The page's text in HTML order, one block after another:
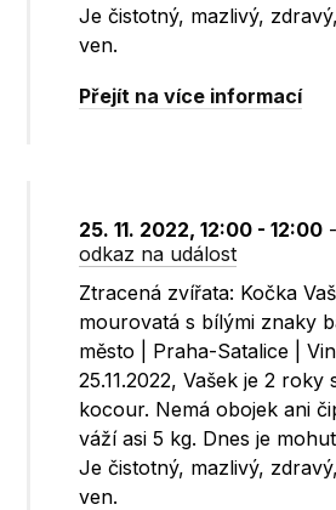
Je čistotný, mazlivý,
ven.
Přejít na více informací
25. 11. 2022, 12:00 - 12:00
odkaz na událost
Ztracená zvířata: Kočka
mourovatá s bílými znaky
město | Praha-Satalice |
25.11.2022, Vašek je 2
kocour. Nemá obojek ani
váží asi 5 kg. Dnes je
Je čistotný, mazlivý,
ven.